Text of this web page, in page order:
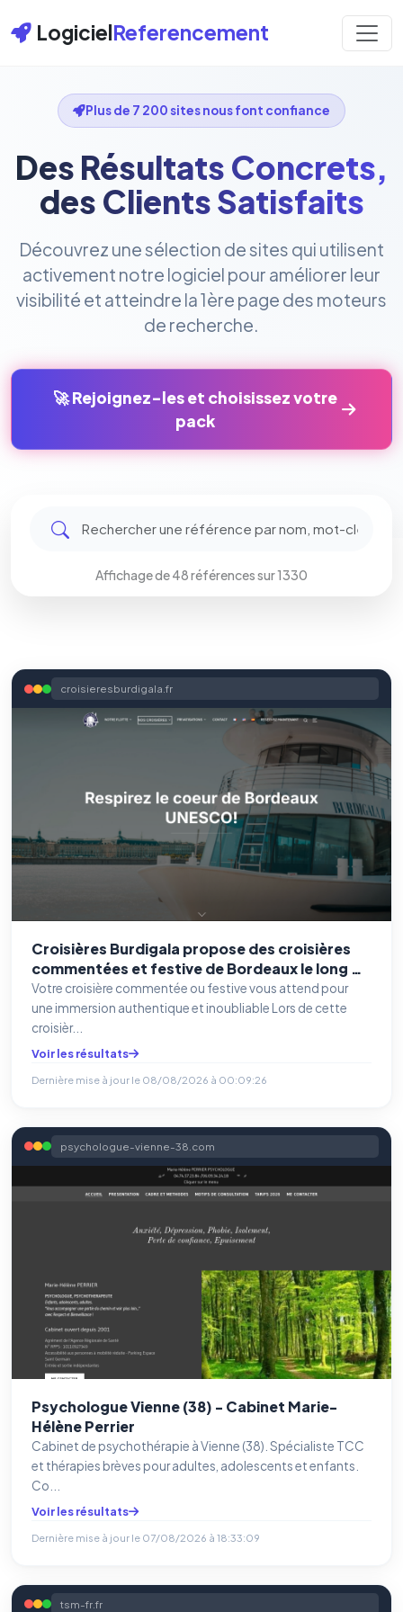
LogicielReferencement
Plus de 7 200 sites nous font confiance
Des Résultats Concrets,
des Clients Satisfaits
Découvrez une sélection de sites qui utilisent
activement notre logiciel pour améliorer leur
visibilité et atteindre la 1ère page des moteurs
de recherche.
🚀 Rejoignez-les et choisissez votre
pack
Affichage de 48 références sur 1330
croisieresburdigala.fr
Croisières Burdigala propose des croisières
commentées et festive de Bordeaux le long de
la Garonne à Bordeaux, mettant en avant
l'histoire et le patrimoine de la région.
Votre croisière commentée ou festive vous attend pour
une immersion authentique et inoubliable Lors de cette
croisièr...
Voir les résultats
Dernière mise à jour le 08/08/2026 à 00:09:26
psychologue-vienne-38.com
Psychologue Vienne (38) - Cabinet Marie-
Hélène Perrier
Cabinet de psychothérapie à Vienne (38). Spécialiste TCC
et thérapies brèves pour adultes, adolescents et enfants.
Co...
Voir les résultats
Dernière mise à jour le 07/08/2026 à 18:33:09
tsm-fr.fr